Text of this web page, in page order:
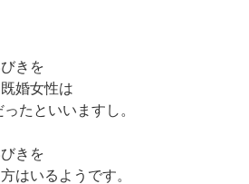
きを
婚女性は
たといいますし。
きを
はいるようです。